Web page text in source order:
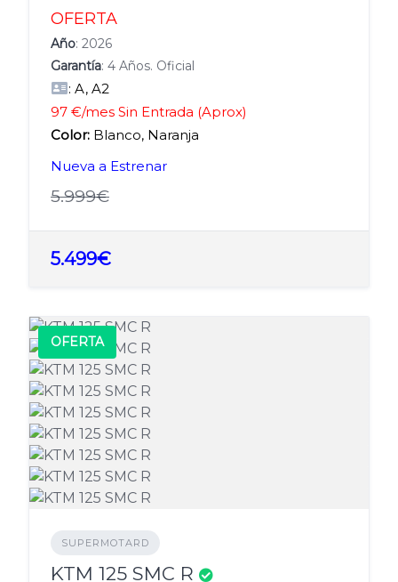
OFERTA
Año: 2026
Garantía: 4 Años. Oficial
: A, A2
97 €/mes Sin Entrada (Aprox)
Color: Blanco, Naranja
Nueva a Estrenar
5.999€
5.499€
OFERTA
SUPERMOTARD
KTM 125 SMC R